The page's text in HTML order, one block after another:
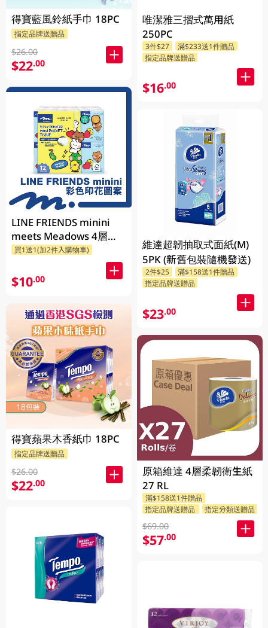
得寶藍風鈴紙手巾 18PC
指定品牌送贈品
$26.00
$22.00
LINE FRIENDS minini
meets Meadows 4層印
花迷你紙巾 8張 x 12包
買1送1(加2件入購物車)
$10.00
得寶蘋果木香紙巾 18PC
指定品牌送贈品
$26.00
$22.00
唯潔雅三摺式萬用紙
250PC
3件$27
滿$233送1件贈品
指定品牌送贈品
$16.00
維達超韌抽取式面紙(M)
5PK (新舊包裝隨機發送)
2件$25
滿$158送1件贈品
指定品牌送贈品
$23.00
原箱維達 4層柔韌衛生紙
27 RL
滿$158送1件贈品
指定品牌送贈品
指定分類送贈品
$69.00
$57.00